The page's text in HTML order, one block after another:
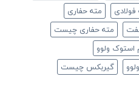
مته حفاری
مته حفاری چیست
استوک ولوو
گیربکس چیست